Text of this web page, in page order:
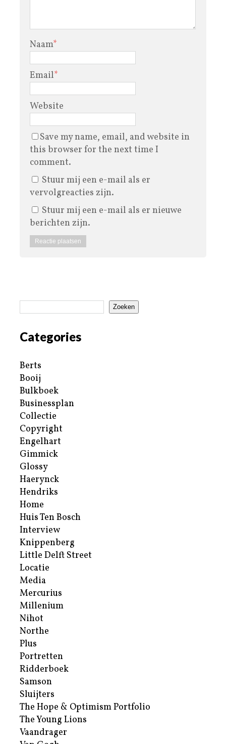
Naam*
Email*
Website
Save my name, email, and website in
this browser for the next time I
comment.
Stuur mij een e-mail als er
vervolgreacties zijn.
Stuur mij een e-mail als er nieuwe
berichten zijn.
Zoeken
Categories
Berts
Booij
Bulkboek
Businessplan
Collectie
Copyright
Engelhart
Gimmick
Glossy
Haerynck
Hendriks
Home
Huis Ten Bosch
Interview
Knippenberg
Little Delft Street
Locatie
Media
Mercurius
Millenium
Nihot
Northe
Plus
Portretten
Ridderboek
Samson
Sluijters
The Hope & Optimism Portfolio
The Young Lions
Vaandrager